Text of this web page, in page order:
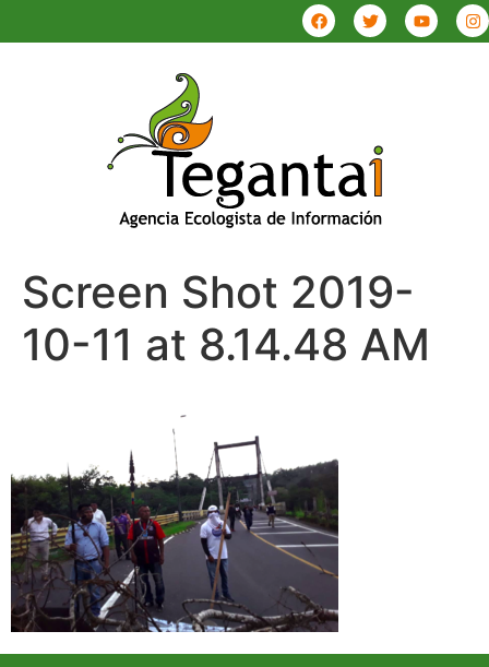
Screen Shot 2019-
10-11 at 8.14.48 AM